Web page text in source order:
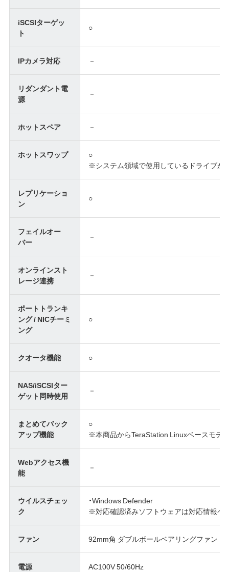
iSCSIターゲッ
ト
○
IPカメラ対応 －
リダンダント電
源
－
ホットスペア －
ホットスワップ
○
※システム領域で使用しているドライブが
レプリケーショ
ン
○
フェイルオー
バー
－
オンラインスト
レージ連携
－
ポートトランキ
ング / NICチーミ
ング
○
クオータ機能 ○
NAS/iSCSIター
ゲット同時使用
－
まとめてバック
アップ機能
○
※本商品からTeraStation Linuxベースモデ
Webアクセス機
能
－
ウイルスチェッ
ク
・Windows Defender
※対応確認済みソフトウェアは対応情報ペ
ファン 92mm角 ダブルボールベアリングファン 1
電源 AC100V 50/60Hz